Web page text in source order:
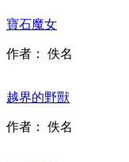
寶石魔女
作者： 佚名
越界的野獸
作者： 佚名